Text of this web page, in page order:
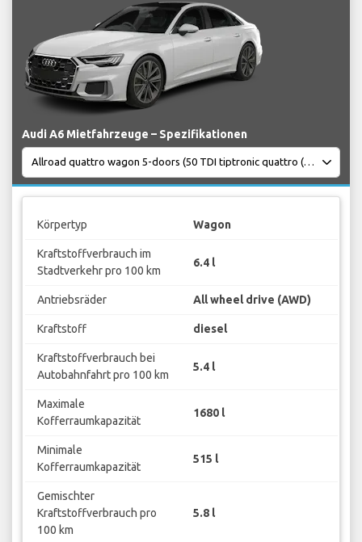
Audi A6 Mietfahrzeuge – Spezifikationen
Körpertyp Wagon
Kraftstoffverbrauch im
Stadtverkehr pro 100 km
6.4 l
Antriebsräder All wheel drive (AWD)
Kraftstoff diesel
Kraftstoffverbrauch bei
Autobahnfahrt pro 100 km
5.4 l
Maximale
Kofferraumkapazität
1680 l
Minimale
Kofferraumkapazität
515 l
Gemischter
Kraftstoffverbrauch pro
100 km
5.8 l